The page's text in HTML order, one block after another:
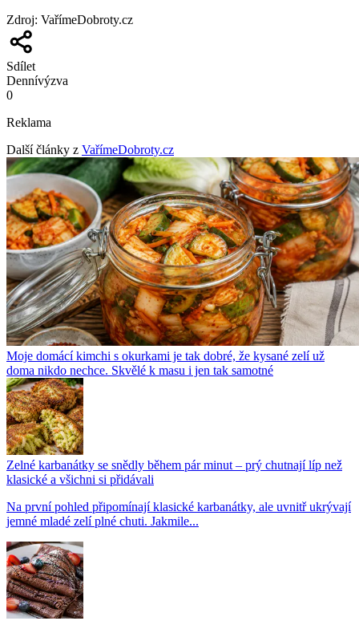
Zdroj: VařímeDobroty.cz
Sdílet
Dennívýzva
0
Reklama
Další články z VařímeDobroty.cz
Moje domácí kimchi s okurkami je tak dobré, že kysané zelí už
doma nikdo nechce. Skvělé k masu i jen tak samotné
Zelné karbanátky se snědly během pár minut – prý chutnají líp než
klasické a všichni si přidávali
Na první pohled připomínají klasické karbanátky, ale uvnitř ukrývají
jemné mladé zelí plné chuti. Jakmile...